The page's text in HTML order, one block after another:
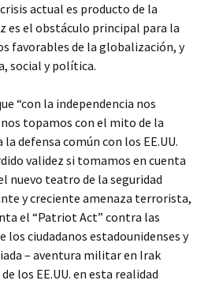
actual es producto de la
es el obstáculo principal para la
favorables de la globalización, y
social y política.
“con la independencia nos
topamos con el mito de la
defensa común con los EE.UU.
validez si tomamos en cuenta
nuevo teatro de la seguridad
y creciente amenaza terrorista,
el “Patriot Act” contra las
los ciudadanos estadounidenses y
– aventura militar en Irak
los EE.UU. en esta realidad